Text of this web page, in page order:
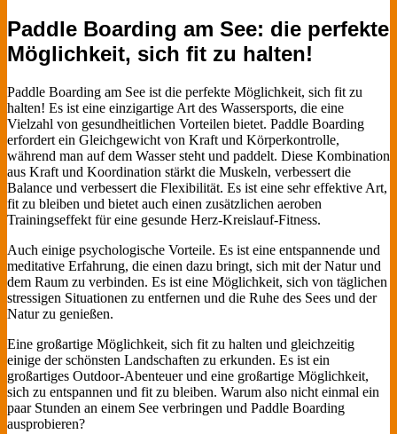
Paddle Boarding am See: die perfekte
Möglichkeit, sich fit zu halten!
Paddle Boarding am See ist die perfekte Möglichkeit, sich fit zu
halten! Es ist eine einzigartige Art des Wassersports, die eine
Vielzahl von gesundheitlichen Vorteilen bietet. Paddle Boarding
erfordert ein Gleichgewicht von Kraft und Körperkontrolle,
während man auf dem Wasser steht und paddelt. Diese Kombination
aus Kraft und Koordination stärkt die Muskeln, verbessert die
Balance und verbessert die Flexibilität. Es ist eine sehr effektive Art,
fit zu bleiben und bietet auch einen zusätzlichen aeroben
Trainingseffekt für eine gesunde Herz-Kreislauf-Fitness.
Auch einige psychologische Vorteile. Es ist eine entspannende und
meditative Erfahrung, die einen dazu bringt, sich mit der Natur und
dem Raum zu verbinden. Es ist eine Möglichkeit, sich von täglichen
stressigen Situationen zu entfernen und die Ruhe des Sees und der
Natur zu genießen.
Eine großartige Möglichkeit, sich fit zu halten und gleichzeitig
einige der schönsten Landschaften zu erkunden. Es ist ein
großartiges Outdoor-Abenteuer und eine großartige Möglichkeit,
sich zu entspannen und fit zu bleiben. Warum also nicht einmal ein
paar Stunden an einem See verbringen und Paddle Boarding
ausprobieren?